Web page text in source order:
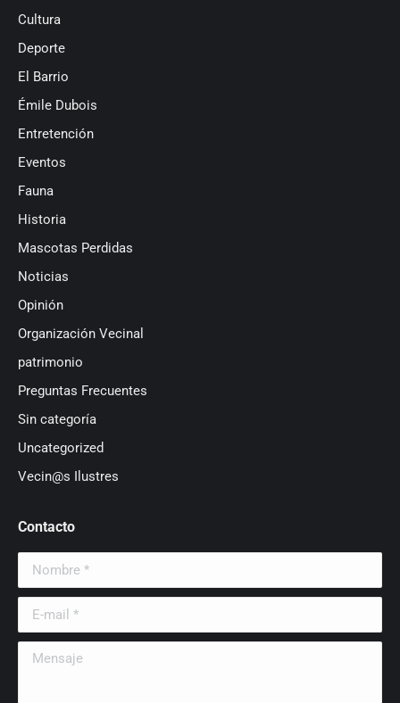
Cultura
Deporte
El Barrio
Émile Dubois
Entretención
Eventos
Fauna
Historia
Mascotas Perdidas
Noticias
Opinión
Organización Vecinal
patrimonio
Preguntas Frecuentes
Sin categoría
Uncategorized
Vecin@s Ilustres
Contacto
Nombre *
E-mail *
Mensaje